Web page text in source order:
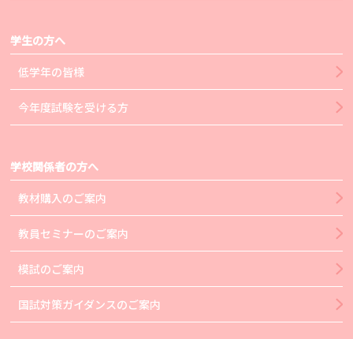
学生の方へ
低学年の皆様
今年度試験を受ける方
学校関係者の方へ
教材購入のご案内
教員セミナーのご案内
模試のご案内
国試対策ガイダンスのご案内